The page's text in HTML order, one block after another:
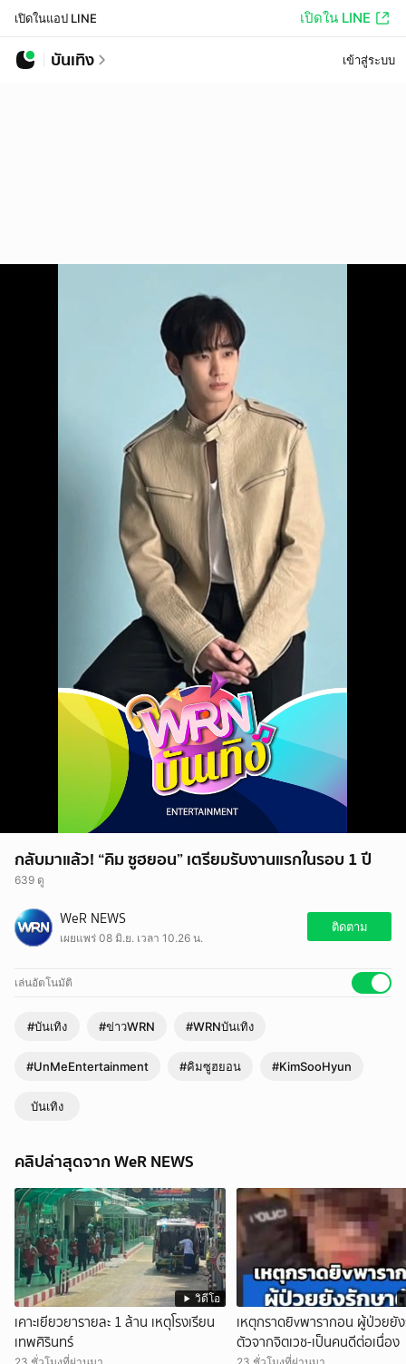
เปิดในแอป LINE เปิดใน LINE
บันเทิง เข้าสู่ระบบ
กลับมาแล้ว! “คิม ซูฮยอน” เตรียมรับงานแรกในรอบ 1 ปี
639 ดู
WeR NEWS
เผยแพร่ 08 มิ.ย. เวลา 10.26 น.
ติดตาม
เล่นอัตโนมัติ
#บันเทิง #ข่าวWRN #WRNบันเทิง
#UnMeEntertainment #คิมซูฮยอน #KimSooHyun
บันเทิง
คลิปล่าสุดจาก WeR NEWS
วิดีโอ
เคาะเยียวยารายละ 1 ล้าน เหตุโรงเรียน
เทพศิรินทร์
เหตุกราดยิvพารากอน ผู้ป่วยยั
ตัวจากจิตเวช-เป็นคนดีต่อเนื่อง